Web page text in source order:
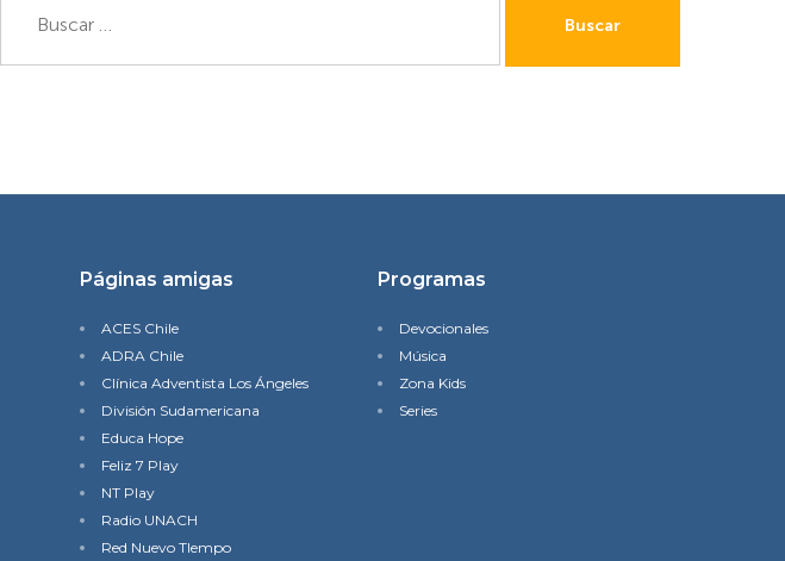
Páginas amigas
ACES Chile
ADRA Chile
Clínica Adventista Los Ángeles
División Sudamericana
Educa Hope
Feliz 7 Play
NT Play
Radio UNACH
Red Nuevo TIempo
Programas
Devocionales
Música
Zona Kids
Series